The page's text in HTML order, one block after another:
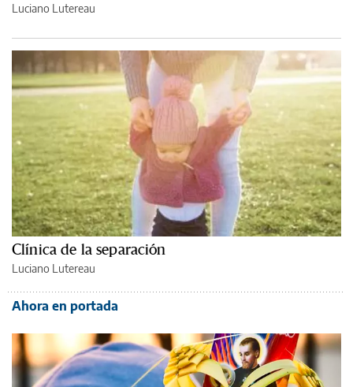
Luciano Lutereau
Clínica de la separación
Luciano Lutereau
Ahora en portada